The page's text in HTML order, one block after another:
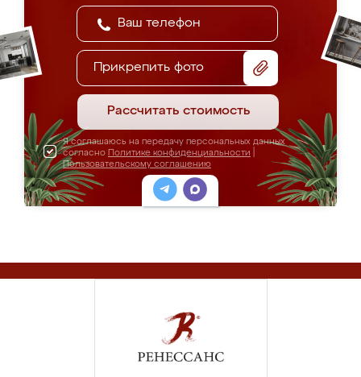
Прикрепить фото
Рассчитать стоимость
Я соглашаюсь на передачу персональных данных
согласно Политике конфиденциальности
Пользовательскому соглашению